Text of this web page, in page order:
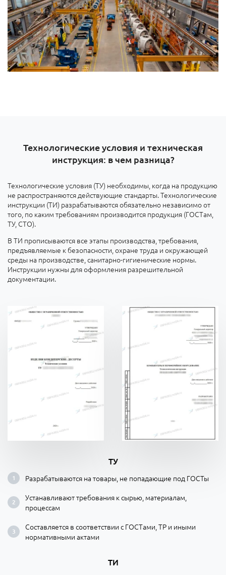
Технологические условия и техническая
инструкция: в чем разница?
Технологические условия (ТУ) необходимы, когда на продукцию
не распространяются действующие стандарты. Технологические
инструкции (ТИ) разрабатываются обязательно независимо от
того, по каким требованиям производится продукция (ГОСТам,
ТУ, СТО).
В ТИ прописываются все этапы производства, требования,
предъявляемые к безопасности, охране труда и окружающей
среды на производстве, санитарно-гигиенические нормы.
Инструкции нужны для оформления разрешительной
документации.
ТУ
Разрабатываются на товары, не попадающие под ГОСТы
Устанавливают требования к сырью, материалам,
процессам
Составляется в соответствии с ГОСТами, ТР и иными
нормативными актами
ТИ